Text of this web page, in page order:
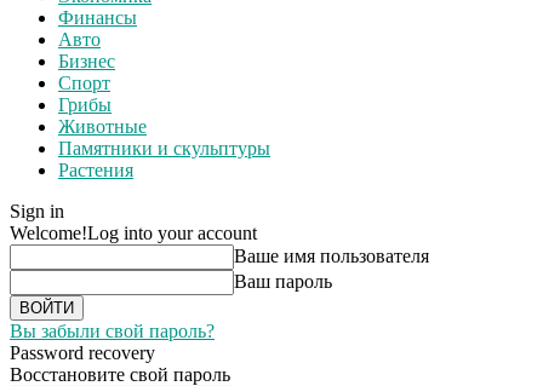
Финансы
Авто
Бизнес
Спорт
Грибы
Животные
Памятники и скульптуры
Растения
Sign in
Welcome!Log into your account
Ваше имя пользователя
Ваш пароль
Вы забыли свой пароль?
Password recovery
Восстановите свой пароль